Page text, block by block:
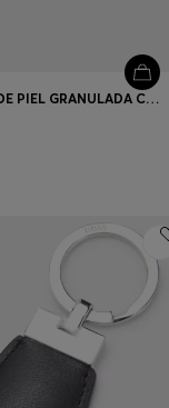
LLAVERO DE PIEL GRANULADA CON LOGOS EN CAJA DE REGALO